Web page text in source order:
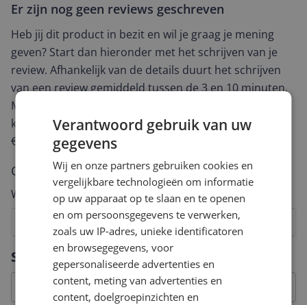
Specificaties
Er zijn nog geen reviews geschreven
Heb jij dit product in bezit en wil je graag je mening
geven? Start dan hieronder met het schrijven van je
review. Afhankelijk van de details duurt het schrijven
van een review gemiddeld tussen de 3 en 10 minuten.
Met jouw mening help je andere bezoekers een betere
keuze te maken én maak je iedere maand kans op
€250,-!
Klik hier voor de actievoorwaarden.
Cijfer
Welk cijfer geef jij dit product?
8
7
6
5
4
3
2
Vraag 1 van 4
Verantwoord gebruik van uw
gegevens
Wij en onze partners gebruiken cookies en
vergelijkbare technologieën om informatie
op uw apparaat op te slaan en te openen
en om persoonsgegevens te verwerken,
zoals uw IP-adres, unieke identificatoren
en browsegegevens, voor
gepersonaliseerde advertenties en
content, meting van advertenties en
content, doelgroepinzichten en